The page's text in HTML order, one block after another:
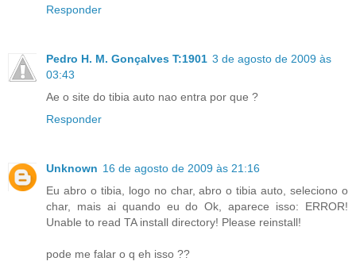
Responder
Pedro H. M. Gonçalves T:1901 3 de agosto de 2009 às
03:43
Ae o site do tibia auto nao entra por que ?
Responder
Unknown 16 de agosto de 2009 às 21:16
Eu abro o tibia, logo no char, abro o tibia auto, seleciono o
char, mais ai quando eu do Ok, aparece isso: ERROR!
Unable to read TA install directory! Please reinstall!
pode me falar o q eh isso ??